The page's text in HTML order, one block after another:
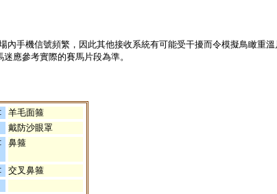
手機信號頻繁，因此其他接收系統有可能受干擾而令模擬鳥瞰重
應參考實際的賽馬片段為準。
羊毛面箍
戴防沙眼罩
鼻箍
交叉鼻箍